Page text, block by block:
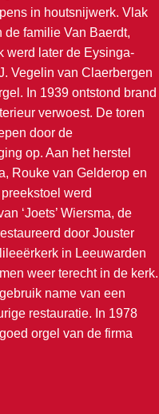
in houtsnijwerk. Vlak
familie Van Baerdt,
werd later de Eysinga-
Vegelin van Claerbergen
In 1939 ontstond brand
verwoest. De toren
door de
op. Aan het herstel
Rouke van Gelderop en
werd
‘Joets’ Wiersma, de
door Jouster
in Leeuwarden
weer terecht in de kerk.
name van een
restauratie. In 1978
orgel van de firma